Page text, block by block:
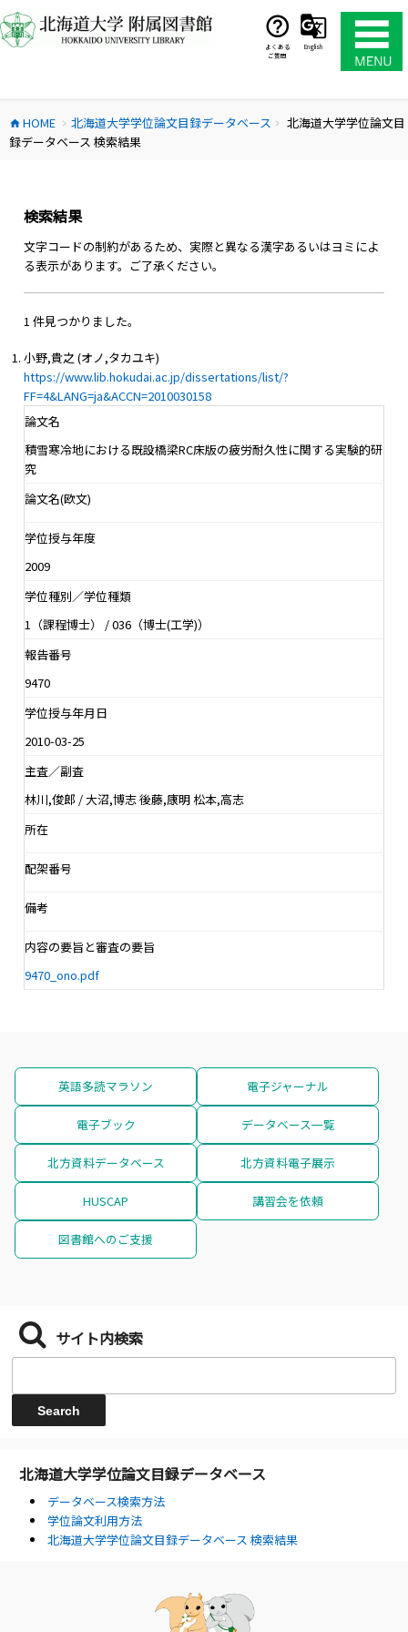
ン
テ
ス
キ
よくある
ご質問
English
home HOME chevron_right 北海道大学学位論文目録データベース chevron_right
北海道大学学位論文目
録データベース 検索結果
検索結果
文字コードの制約があるため、実際と異なる漢字あるいはヨミによ
る表示があります。ご了承ください。
1 件見つかりました。
小野,貴之 (オノ,タカユキ)
https://www.lib.hokudai.ac.jp/dissertations/list/?
FF=4&LANG=ja&ACCN=2010030158
論文名
積雪寒冷地における既設橋梁RC床版の疲労耐久性に関する実験的研
究
論文名(欧文)
学位授与年度
2009
学位種別／学位種類
1（課程博士） / 036（博士(工学)）
報告番号
9470
学位授与年月日
2010-03-25
主査／副査
林川,俊郎 / 大沼,博志 後藤,康明 松本,高志
所在
配架番号
備考
内容の要旨と審査の要旨
9470_ono.pdf
英語多読マラソン 電子ジャーナル
電子ブック データベース一覧
北方資料データベース 北方資料電子展示
HUSCAP 講習会を依頼
図書館へのご支援
サイト内検索
北海道大学学位論文目録データベース
データベース検索方法
学位論文利用方法
北海道大学学位論文目録データベース 検索結果